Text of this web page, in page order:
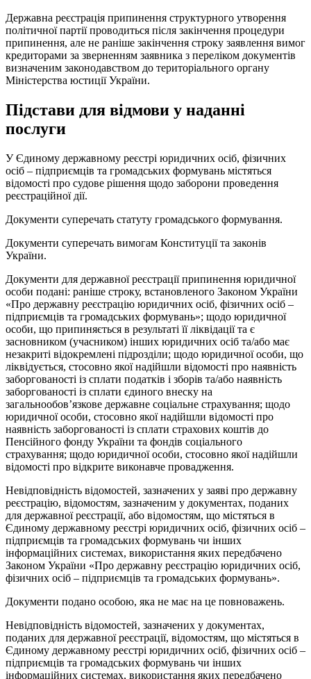
Державна реєстрація припинення структурного утворення
політичної партії проводиться після закінчення процедури
припинення, але не раніше закінчення строку заявлення вимог
кредиторами за зверненням заявника з переліком документів
визначеним законодавством до територіального органу
Міністерства юстиції України.
Підстави для відмови у наданні
послуги
У Єдиному державному реєстрі юридичних осіб, фізичних
осіб – підприємців та громадських формувань містяться
відомості про судове рішення щодо заборони проведення
реєстраційної дії.
Документи суперечать статуту громадського формування.
Документи суперечать вимогам Конституції та законів
України.
Документи для державної реєстрації припинення юридичної
особи подані: раніше строку, встановленого Законом України
«Про державну реєстрацію юридичних осіб, фізичних осіб –
підприємців та громадських формувань»; щодо юридичної
особи, що припиняється в результаті її ліквідації та є
засновником (учасником) інших юридичних осіб та/або має
незакриті відокремлені підрозділи; щодо юридичної особи, що
ліквідується, стосовно якої надійшли відомості про наявність
заборгованості із сплати податків і зборів та/або наявність
заборгованості із сплати єдиного внеску на
загальнообов’язкове державне соціальне страхування; щодо
юридичної особи, стосовно якої надійшли відомості про
наявність заборгованості із сплати страхових коштів до
Пенсійного фонду України та фондів соціального
страхування; щодо юридичної особи, стосовно якої надійшли
відомості про відкрите виконавче провадження.
Невідповідність відомостей, зазначених у заяві про державну
реєстрацію, відомостям, зазначеним у документах, поданих
для державної реєстрації, або відомостям, що містяться в
Єдиному державному реєстрі юридичних осіб, фізичних осіб –
підприємців та громадських формувань чи інших
інформаційних системах, використання яких передбачено
Законом України «Про державну реєстрацію юридичних осіб,
фізичних осіб – підприємців та громадських формувань».
Документи подано особою, яка не має на це повноважень.
Невідповідність відомостей, зазначених у документах,
поданих для державної реєстрації, відомостям, що містяться в
Єдиному державному реєстрі юридичних осіб, фізичних осіб –
підприємців та громадських формувань чи інших
інформаційних системах, використання яких передбачено